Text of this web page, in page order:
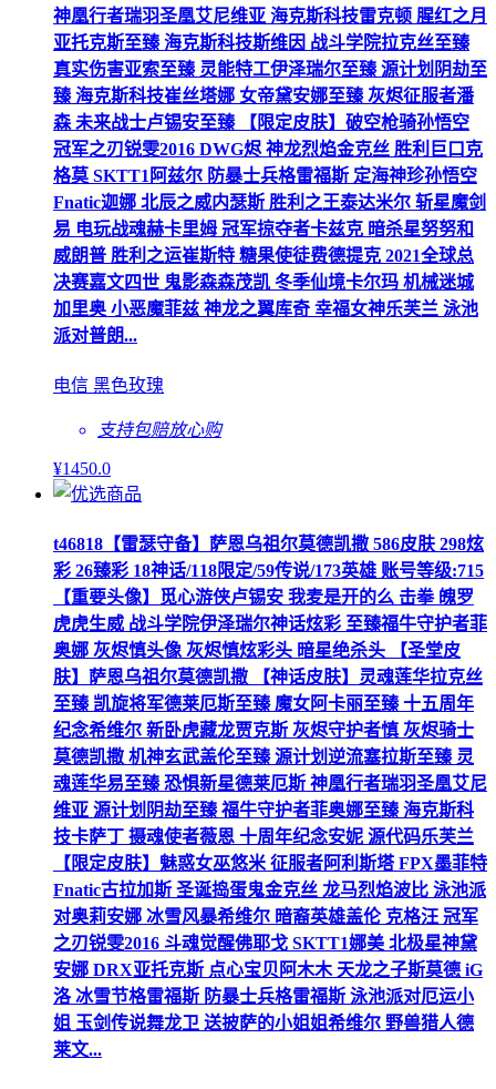
神凰行者瑞羽圣凰艾尼维亚 海克斯科技雷克顿 腥红之月
亚托克斯至臻 海克斯科技斯维因 战斗学院拉克丝至臻
真实伤害亚索至臻 灵能特工伊泽瑞尔至臻 源计划阴劫至
臻 海克斯科技崔丝塔娜 女帝黛安娜至臻 灰烬征服者潘
森 未来战士卢锡安至臻 【限定皮肤】破空枪骑孙悟空
冠军之刃锐雯2016 DWG烬 神龙烈焰金克丝 胜利巨口克
格莫 SKTT1阿兹尔 防暴士兵格雷福斯 定海神珍孙悟空
Fnatic迦娜 北辰之威内瑟斯 胜利之王泰达米尔 斩星魔剑
易 电玩战魂赫卡里姆 冠军掠夺者卡兹克 暗杀星努努和
威朗普 胜利之运崔斯特 糖果使徒费德提克 2021全球总
决赛嘉文四世 鬼影森森茂凯 冬季仙境卡尔玛 机械迷城
加里奥 小恶魔菲兹 神龙之翼库奇 幸福女神乐芙兰 泳池
派对普朗...
电信 黑色玫瑰
支持包赔放心购
¥1450.0
t46818【雷瑟守备】萨恩乌祖尔莫德凯撒 586皮肤 298炫
彩 26臻彩 18神话/118限定/59传说/173英雄 账号等级:715
【重要头像】觅心游侠卢锡安 我麦是开的么 击拳 魄罗
虎虎生威 战斗学院伊泽瑞尔神话炫彩 至臻福牛守护者菲
奥娜 灰烬慎头像 灰烬慎炫彩头 暗星绝杀头 【圣堂皮
肤】萨恩乌祖尔莫德凯撒 【神话皮肤】灵魂莲华拉克丝
至臻 凯旋将军德莱厄斯至臻 魔女阿卡丽至臻 十五周年
纪念希维尔 新卧虎藏龙贾克斯 灰烬守护者慎 灰烬骑士
莫德凯撒 机神玄武盖伦至臻 源计划逆流塞拉斯至臻 灵
魂莲华易至臻 恐惧新星德莱厄斯 神凰行者瑞羽圣凰艾尼
维亚 源计划阴劫至臻 福牛守护者菲奥娜至臻 海克斯科
技卡萨丁 摄魂使者薇恩 十周年纪念安妮 源代码乐芙兰
【限定皮肤】魅惑女巫悠米 征服者阿利斯塔 FPX墨菲特
Fnatic古拉加斯 圣诞捣蛋鬼金克丝 龙马烈焰波比 泳池派
对奥莉安娜 冰雪风暴希维尔 暗裔英雄盖伦 克格汪 冠军
之刃锐雯2016 斗魂觉醒佛耶戈 SKTT1娜美 北极星神黛
安娜 DRX亚托克斯 点心宝贝阿木木 天龙之子斯莫德 iG
洛 冰雪节格雷福斯 防暴士兵格雷福斯 泳池派对厄运小
姐 玉剑传说舞龙卫 送披萨的小姐姐希维尔 野兽猎人德
莱文...